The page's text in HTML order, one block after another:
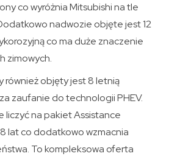
co wyróżnia Mitsubishi na tle
nadwozie objęte jest 12
co ma duże znaczenie
zimowych.
również objęty jest 8 letnią
zaufanie do technologii PHEV.
liczyć na pakiet Assistance
lat co dodatkowo wzmacnia
To kompleksowa oferta